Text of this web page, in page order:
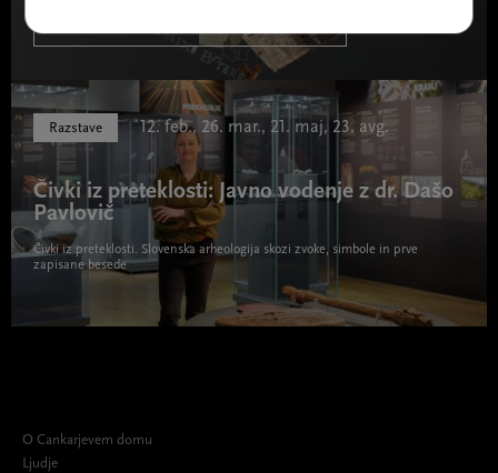
Razstave 12. feb., 26. mar., 21. maj, 23. avg.
Čivki iz preteklosti: Javno vodenje z dr. Dašo
Pavlovič
Čivki iz preteklosti. Slovenska arheologija skozi zvoke, simbole in prve
zapisane besede
O Cankarjevem domu
Ljudje